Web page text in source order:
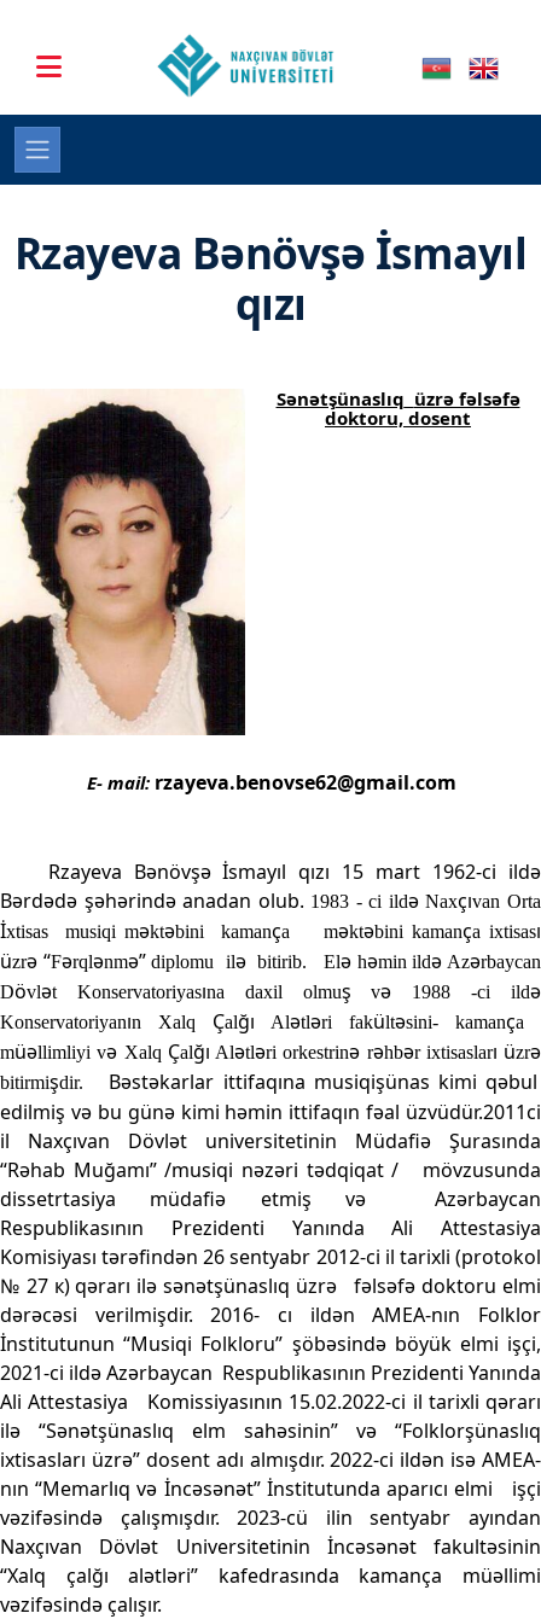
Rzayeva Bənövşə İsmayıl
qızı
Sənətşünaslıq üzrə fəlsəfə
doktoru, dosent
E- mail: rzayeva.benovse62@gmail.com
Rzayeva Bənövşə İsmayıl qızı 15 mart 1962-ci ildə
Bərdədə şəhərində anadan olub. 1983 - ci ildəNaxçıvan Orta
İxtisas musiqi məktəbini kamança məktəbini kamança ixtisası
üzrə “Fərqlənmə”diplomu ilə bitirib. Elə həmin ildə Azərbaycan
Dövlət Konservatoriyasına daxil olmuş və 1988 -ci ildə
Konservatoriyanın Xalq Çalğı Alətləri fakültəsini- kamança
müəllimliyi və Xalq Çalğı Alətləri orkestrinə rəhbər ixtisasları üzrə
bitirmişdir. Bəstəkarlar ittifaqına musiqişünas kimi qəbul
edilmiş və bu günə kimi həmin ittifaqın fəal üzvüdür.2011ci
il Naxçıvan Dövlət universitetinin Müdafiə Şurasında
“Rəhab Muğamı” /musiqi nəzəri tədqiqat / mövzusunda
dissetrtasiya müdafiə etmiş və
Azərbaycan
Respublikasının Prezidenti Yanında Ali Attestasiya
Komisiyası tərəfindən 26 sentyabr 2012-ci il tarixli (protokol
№ 27 к) qərarı ilə sənətşünaslıq üzrə fəlsəfə doktoru elmi
dərəcəsi verilmişdir. 2016- cı ildən AMEA-nın Folklor
İnstitutunun “Musiqi Folkloru” şöbəsində böyük elmi işçi,
2021-ci ildə Azərbaycan Respublikasının Prezidenti Yanında
Ali Attestasiya Komissiyasının 15.02.2022-ci il tarixli qərarı
ilə “Sənətşünaslıq elm sahəsinin” və “Folklorşünaslıq
ixtisasları üzrə” dosent adı almışdır. 2022-ci ildən isə AMEA-
nın “Memarlıq və İncəsənət” İnstitutunda aparıcı elmi işçi
vəzifəsində çalışmışdır. 2023-cü ilin sentyabr ayından
Naxçıvan Dövlət Universitetinin İncəsənət fakultəsinin
“Xalq çalğı alətləri” kafedrasında kamança müəllimi
vəzifəsində çalışır.